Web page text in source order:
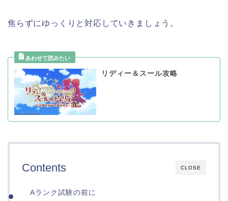
焦らずにゆっくりと対応していきましょう。
リディー＆スール攻略
CLOSE
Contents
Aランク試験の前に